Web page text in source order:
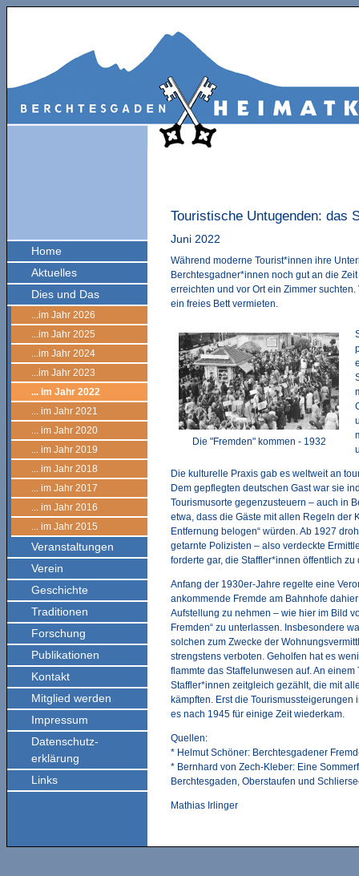
Home
Aktuelles
Dies und Das
...im Jahr 2026
...im Jahr 2025
...im Jahr 2024
...im Jahr 2023
... im Jahr 2022
... im Jahr 2021
... im Jahr 2020
... im Jahr 2019
... im Jahr 2018
... im Jahr 2017
... im Jahr 2016
... im Jahr 2015
Veranstaltungen
Verein
Geschichte
Traditionen
Forschung
Publikationen
Kontakt
Mitglied werden
Impressum
Datenschutz-
erklärung
Links
Touristische Untugenden: das
Juni 2022
Während moderne Tourist*innen ihre
Berchtesgadner*innen noch gut an die
erreichten und vor Ort ein Zimmer
ein freies Bett vermieten.
Die "Fremden" kommen - 1932
Die kulturelle Praxis gab es weltweit an
Dem gepflegten deutschen Gast war sie
Tourismusorte gegenzusteuern – auch in
etwa, dass die Gäste mit allen Regeln der
Entfernung belogen“ würden. Ab 1927
getarnte Polizisten – also verdeckte
forderte gar, die Staffler*innen öffentlich zu
Anfang der 1930er-Jahre regelte eine
ankommende Fremde am Bahnhofe
Aufstellung zu nehmen – wie hier im Bild
Fremden“ zu unterlassen. Insbesondere
solchen zum Zwecke der
strengstens verboten. Geholfen hat es
flammte das Staffelunwesen auf. An
Staffler*innen zeitgleich gezählt, die mit
kämpften. Erst die
es nach 1945 für einige Zeit wiederkam.
Quellen:
* Helmut Schöner: Berchtesgadener
* Bernhard von Zech-Kleber: Eine
Berchtesgaden, Oberstaufen und
Mathias Irlinger